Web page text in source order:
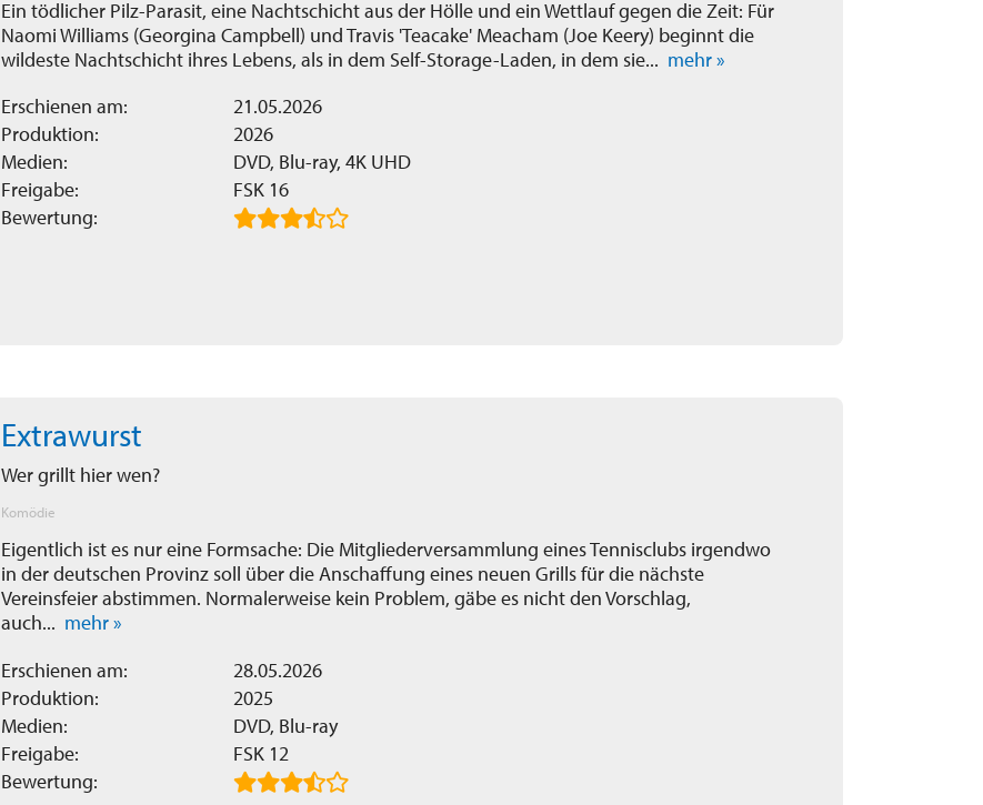
Ein tödlicher Pilz-Parasit, eine Nachtschicht aus der Hölle und ein Wettlauf gegen die Zeit: Für
Naomi Williams (Georgina Campbell) und Travis 'Teacake' Meacham (Joe Keery) beginnt die
wildeste Nachtschicht ihres Lebens, als in dem Self-Storage-Laden, in dem sie... mehr »
Erschienen am:
21.05.2026
Produktion:
2026
Medien:
DVD, Blu-ray, 4K UHD
Freigabe:
FSK 16
Bewertung:
Extrawurst
Wer grillt hier wen?
Komödie
Eigentlich ist es nur eine Formsache: Die Mitgliederversammlung eines Tennisclubs irgendwo
in der deutschen Provinz soll über die Anschaffung eines neuen Grills für die nächste
Vereinsfeier abstimmen. Normalerweise kein Problem, gäbe es nicht den Vorschlag,
auch... mehr »
Erschienen am:
28.05.2026
Produktion:
2025
Medien:
DVD, Blu-ray
Freigabe:
FSK 12
Bewertung: